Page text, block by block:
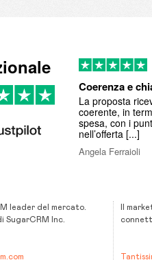
Coerenza e
La proposta
coerente, in
spesa, con i
nell’offerta [...]
Angela Ferraioli
leader del mercato.
SugarCRM Inc.
Il